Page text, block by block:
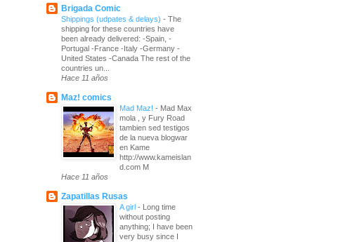
Brigada Comic
Shippings (udpates & delays) - The
shipping for these countries have
been already delivered: -Spain, -
Portugal -France -Italy -Germany -
United States -Canada The rest of the
countries un...
Hace 11 años
Maz! comics
Mad Maz! - Mad Max
mola , y Fury Road
tambien sed testigos
de la nueva blogwar
en Kame
http://www.kameislan
d.com M
Hace 11 años
Zapatillas Rusas
A girl -
Long time
without posting
anything; I have been
very busy since I